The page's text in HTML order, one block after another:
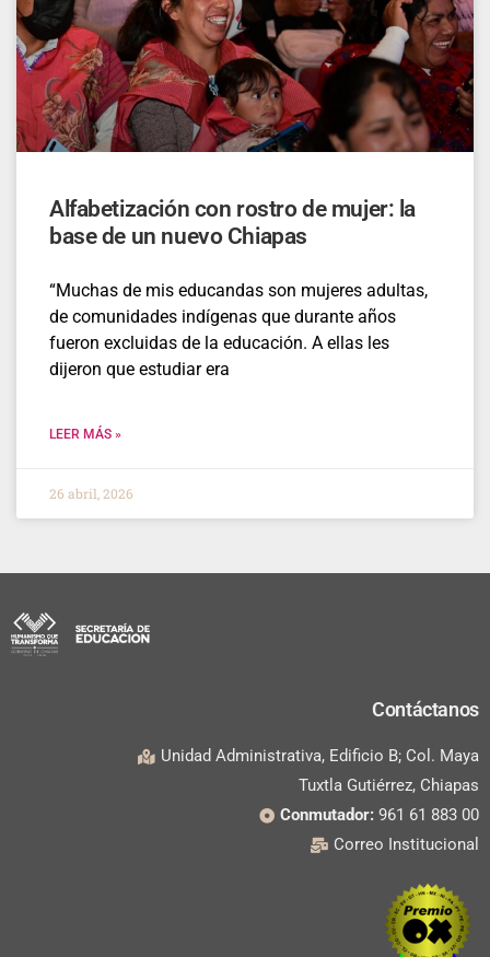
Alfabetización con rostro de mujer: la
base de un nuevo Chiapas
“Muchas de mis educandas son mujeres adultas,
de comunidades indígenas que durante años
fueron excluidas de la educación. A ellas les
dijeron que estudiar era
LEER MÁS »
26 abril, 2026
Contáctanos
Unidad Administrativa, Edificio B; Col. Maya
Tuxtla Gutiérrez, Chiapas
Conmutador: 961 61 883 00
Correo Institucional